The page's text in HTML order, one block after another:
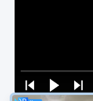
Play
next
Play
Play
next
Loaded:
0%